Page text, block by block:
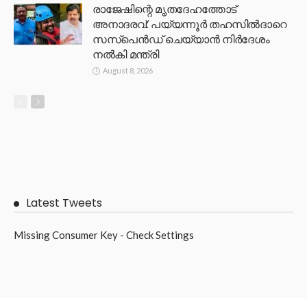
രാജേഷിന്റെ മൃതദേഹത്തോട്
അനാദരവ്: പയ്യന്നൂർ തഹസിൽദാറെ
സസ്പെൻഡ് ചെയ്യാൻ നിർദേശം
നൽകി മന്ത്രി
August 8, 2026
Latest Tweets
Missing Consumer Key - Check Settings